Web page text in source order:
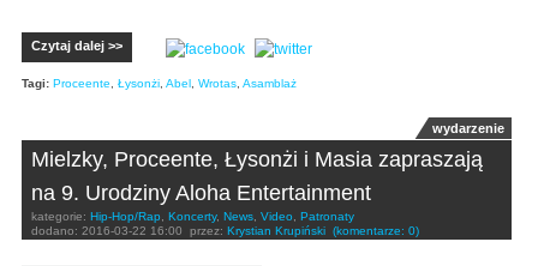
Czytaj dalej >>
Tagi: Proceente Łysonżi Abel Wrotas Asamblaż
wydarzenie
Mielzky, Proceente, Łysonżi i Masia zapraszają
na 9. Urodziny Aloha Entertainment
kategorie: Hip-Hop/Rap Koncerty, News Video
Patronaty
dodano: 2016-03-22 16:00 przez: Krystian Krupiński (komentarze: 0)